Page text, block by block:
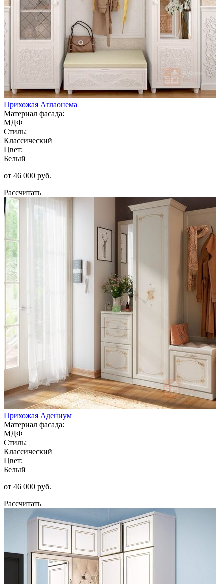
Прихожая Аглаонема
Материал фасада:
МДФ
Стиль:
Классический
Цвет:
Белый
от 46 000 руб.
Рассчитать
Прихожая Адениум
Материал фасада:
МДФ
Стиль:
Классический
Цвет:
Белый
от 46 000 руб.
Рассчитать